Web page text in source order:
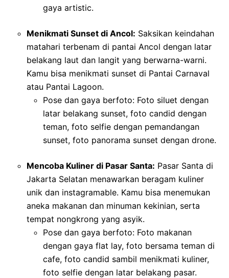
gaya artistic.
Menikmati Sunset di Ancol: Saksikan keindahan
matahari terbenam di pantai Ancol dengan latar
belakang laut dan langit yang berwarna-warni.
Kamu bisa menikmati sunset di Pantai Carnaval
atau Pantai Lagoon.
Pose dan gaya berfoto: Foto siluet dengan
latar belakang sunset, foto candid dengan
teman, foto selfie dengan pemandangan
sunset, foto panorama sunset dengan drone.
Mencoba Kuliner di Pasar Santa: Pasar Santa di
Jakarta Selatan menawarkan beragam kuliner
unik dan instagramable. Kamu bisa menemukan
aneka makanan dan minuman kekinian, serta
tempat nongkrong yang asyik.
Pose dan gaya berfoto: Foto makanan
dengan gaya flat lay, foto bersama teman di
cafe, foto candid sambil menikmati kuliner,
foto selfie dengan latar belakang pasar.